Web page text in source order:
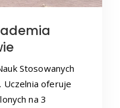
Stosowanych
Uczelnia oferuje
na 3